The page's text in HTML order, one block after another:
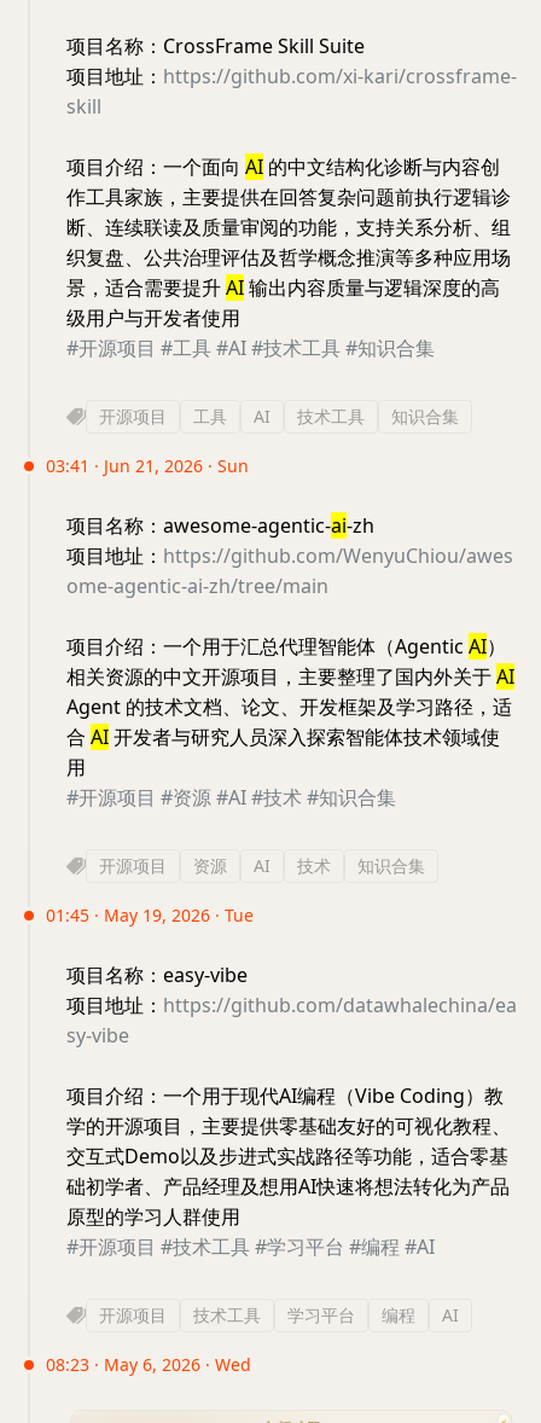
项目名称：CrossFrame Skill Suite
项目地址： https://github.com/xi-kari/crossframe-
skill
项目介绍：一个面向 AI 的中文结构化诊断与内容创
作工具家族，主要提供在回答复杂问题前执行逻辑诊
断、连续联读及质量审阅的功能，支持关系分析、组
织复盘、公共治理评估及哲学概念推演等多种应用场
景，适合需要提升AI输出内容质量与逻辑深度的高
级用户与开发者使用
#开源项目 #工具#AI#技术工具#知识合集
开源项目 工具 AI 技术工具 知识合集
03:41 · Jun 21, 2026 · Sun
项目名称：awesome-agentic-ai-zh
项目地址： https://github.com/WenyuChiou/awes
ome-agentic-ai-zh/tree/main
项目介绍：一个用于汇总代理智能体（Agentic AI）
相关资源的中文开源项目，主要整理了国内外关于AI
Agent 的技术文档、论文、开发框架及学习路径，适
合 AI开发者与研究人员深入探索智能体技术领域使
用
#开源项目 #资源#AI#技术#知识合集
开源项目 资源 AI 技术 知识合集
01:45 · May 19, 2026 · Tue
项目名称：easy-vibe
项目地址： https://github.com/datawhalechina/ea
sy-vibe
项目介绍：一个用于现代AI编程（Vibe Coding）教
学的开源项目，主要提供零基础友好的可视化教程、
交互式Demo以及步进式实战路径等功能，适合零基
础初学者、产品经理及想用AI快速将想法转化为产品
原型的学习人群使用
#开源项目 #技术工具#学习平台 #编程 #AI
开源项目 技术工具 学习平台 编程 AI
08:23 · May 6, 2026 · Wed